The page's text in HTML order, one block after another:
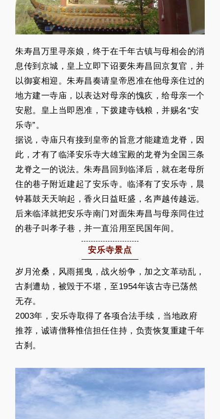
朱寿昌万里寻亲娘，终于在千年古镇与母相会的消
息传到京城，皇上立即下诏要朱寿昌回京复官，并
以御宴相迎。朱寿昌奏请皇帝恩准在他母亲住过的
地方建一寺庙，以表达对母亲的愧疚，给母亲一个
安慰。皇上当即恩准，下拨建寺钱粮，并赐名“安
乐寺”。
据说，寺庙只有接到皇帝的旨意才能建造龙脊，因
此，才有了临泽安乐寺大雄宝殿的龙脊为全国三条
龙脊之一的说法。朱寿昌回到临泽后，就在老母所
住的巷子附近建起了安乐寺。临泽有了安乐寺，晨
钟暮鼓天天响起，香火日益旺盛，名声越传越远。
后来临泽就把安乐寺南门对面朱寿昌与母亲同住过
的巷子叫孝子巷，并一直沿用至民国年间。
安乐寺景点
岁月沧桑，风雨摇曳，战火纷争，加之文革动乱，
古刹遭劫，被毁于不堪，至1954年该古寺已荡然
无存。
2003年，安乐寺取得了各项合法手续，当地政府
推荐，诚请僧释惟信担任住持，负责恢复重建千年
古刹。